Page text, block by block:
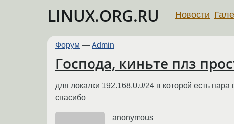
LINUX.ORG.RU Новости
Форум — Admin
Господа, киньте плз
для локалки 192.168.0.0/24 в которой есть
спасибо
anonymous